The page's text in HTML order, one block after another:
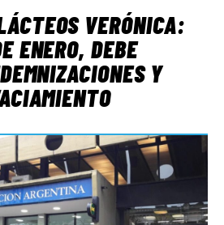
VERÓNICA:
ENERO, DEBE
Y